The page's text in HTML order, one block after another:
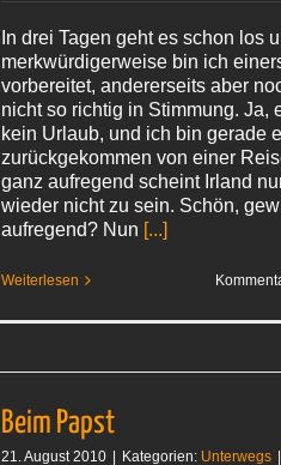
In drei Tagen geht es schon los
merkwürdigerweise bin ich
vorbereitet, andererseits aber
nicht so richtig in Stimmung. Ja,
kein Urlaub, und ich bin gerade
zurückgekommen von einer
ganz aufregend scheint Irland
wieder nicht zu sein. Schön,
aufregend? Nun [...]
Weiterlesen
Beim Papst
21. August 2010 Kategorien: Unterwegs